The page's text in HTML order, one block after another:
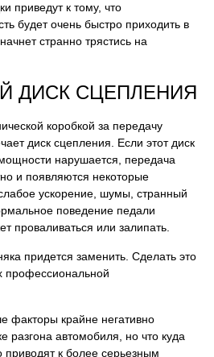
приведут к тому, что
будет очень быстро приходить в
странно трястись на
ДИСК СЦЕПЛЕНИЯ
коробкой за передачу
диск сцепления. Если этот диск
нарушается, передача
и появляются некоторые
ускорение, шумы, странный
поведение педали
проваливаться или залипать.
придется заменить. Сделать это
профессиональной
факторы крайне негативно
разгона автомобиля, но что куда
к более серьезным